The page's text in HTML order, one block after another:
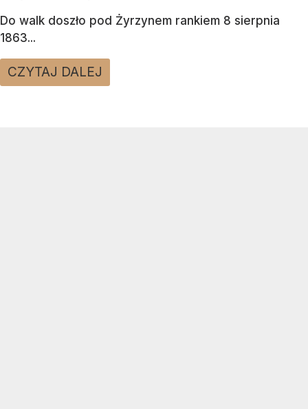
Do walk doszło pod Żyrzynem rankiem 8 sierpnia
1863...
CZYTAJ DALEJ